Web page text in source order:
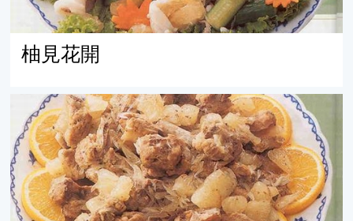
柚見花開
柚香排骨